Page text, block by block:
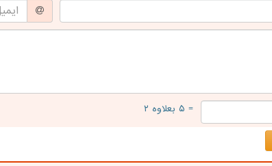
= ۵ بعلاوه ۲